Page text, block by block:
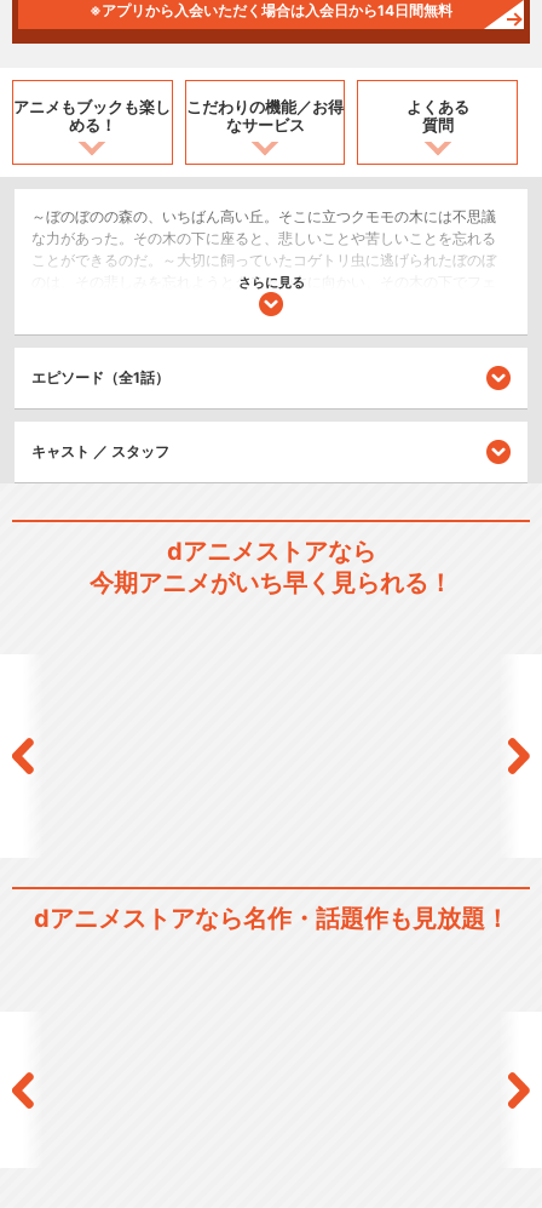
※アプリから入会いただく場合は入会日から14日間無料
アニメもブックも楽し
める！
こだわりの機能／お得
なサービス
よくある
質問
～ぼのぼのの森の、いちばん高い丘。そこに立つクモモの木には不思議
な力があった。その木の下に座ると、悲しいことや苦しいことを忘れる
ことができるのだ。～大切に飼っていたコゲトリ虫に逃げられたぼのぼ
のは、その悲しみを忘れようとクモモの木に向かい、その木の下でフェ
レットの子供ポポと出会う。ポポは毎日クモモの木の下で自分を迎えに
ち。しかしポポの父親が亡くなった日、クモモの木も落雷で燃え、クモ
モの木のもうひとつのフシギな力があきらかになるのだった・・・。
ぼのぼの
さらに見る
エピソード（全1話）
キャスト ／ スタッフ
dアニメストアなら
今期アニメがいち早く見られる！
dアニメストアなら名作・話題作も見放題！